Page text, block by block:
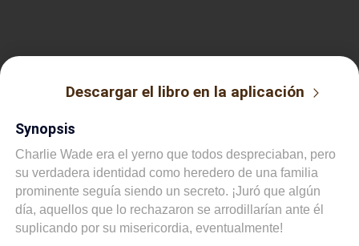
Descargar el libro en la aplicación
Synopsis
Charlie Wade era el yerno que todos despreciaban, pero
su verdadera identidad como heredero de una familia
prominente seguía siendo un secreto. ¡Juró que algún
día, aquellos que lo rechazaron se arrodillarían ante él
suplicando por su misericordia, eventualmente!